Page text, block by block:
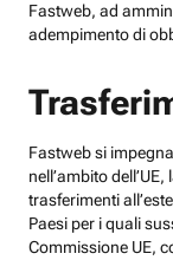
Fastweb, ad
adempimento di
Fastweb si
nell’ambito
trasferimenti
Paesi per i quali
Commissione UE,